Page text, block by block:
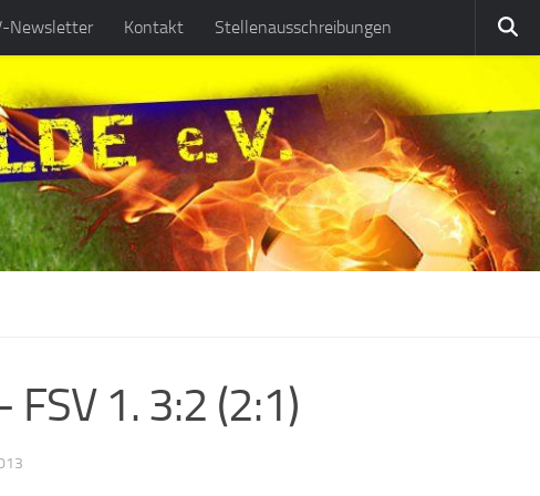
Newsletter Kontakt Stellenausschreibungen
1. 3:2 (2:1)